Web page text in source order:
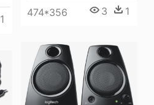
474*356 3 1
1